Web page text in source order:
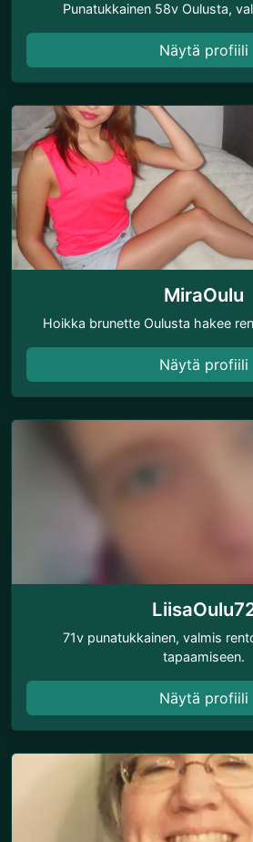
Punatukkainen 58v Oulusta,
Näytä profiili
MiraOulu
Hoikka brunette Oulusta hakee
Näytä profiili
71v punatukkainen, valmis
tapaamiseen.
Näytä profiili